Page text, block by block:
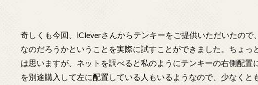
奇しくも今回、iCleverさんからテンキーをご提供いただいたので
なのだろうかということを実際に試すことができました。ちょっ
は思いますが、ネットを調べると私のようにテンキーの右側配置
を別途購入して左に配置している人もいるようなので、少なくと